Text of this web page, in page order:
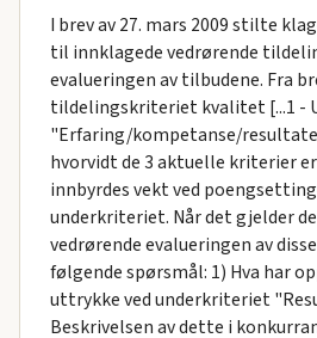
I brev av 27. mars 2009 stilte
til innklagede vedrørende
evalueringen av tilbudene. Fra
tildelingskriteriet kvalitet [...1 -
"Erfaring/kompetanse/
hvorvidt de 3 aktuelle kriterier
innbyrdes vekt ved
underkriteriet. Når det gjelder
vedrørende evalueringen av
følgende spørsmål: 1) Hva har
uttrykke ved underkriteriet
Beskrivelsen av dette i